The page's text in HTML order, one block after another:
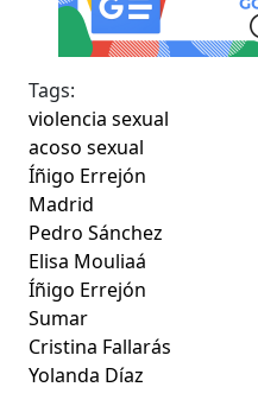
Tags:
violencia sexual
acoso sexual
Íñigo Errejón
Madrid
Pedro Sánchez
Elisa Mouliaá
Íñigo Errejón
Sumar
Cristina Fallarás
Yolanda Díaz